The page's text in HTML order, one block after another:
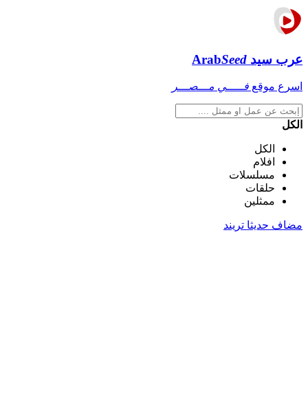
عرب سيد ArabSeed
اسرع موقع فـــــي مـــصـــر
الكل
الكل
افلام
مسلسلات
حلقات
ممثلين
مضاف حديثا تريند